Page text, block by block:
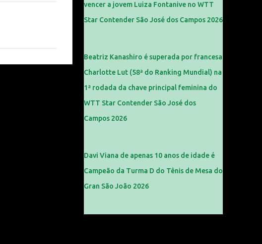
vencer a jovem Luiza Fontanive no WTT
Star Contender São José dos Campos 2026
Beatriz Kanashiro é superada por francesa
Charlotte Lut (58ª do Ranking Mundial) na
1ª rodada da chave principal feminina do
WTT Star Contender São José dos
Campos 2026
Davi Viana de apenas 10 anos de idade é
Campeão da Turma D do Tênis de Mesa do
Gran São João 2026